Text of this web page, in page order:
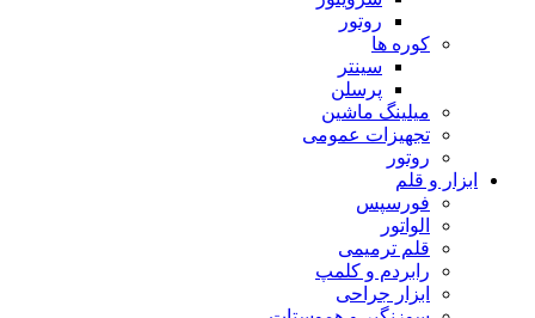
روتور
کوره ها
سینتر
پرسلن
میلینگ ماشین
تجهیزات عمومی
روتور
ابزار و قلم
فورسپس
الواتور
قلم ترمیمی
رابردم و کلمپ
ابزار جراحی